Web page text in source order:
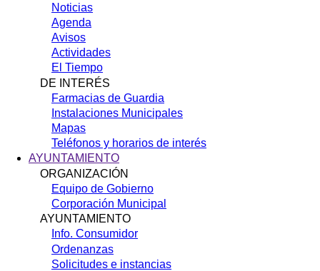
Noticias
Agenda
Avisos
Actividades
El Tiempo
DE INTERÉS
Farmacias de Guardia
Instalaciones Municipales
Mapas
Teléfonos y horarios de interés
AYUNTAMIENTO
ORGANIZACIÓN
Equipo de Gobierno
Corporación Municipal
AYUNTAMIENTO
Info. Consumidor
Ordenanzas
Solicitudes e instancias